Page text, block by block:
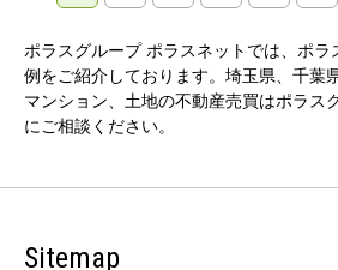
ポラスグループ ポラスネットでは、ポ
例をご紹介しております。埼玉県、千葉
マンション、土地の不動産売買はポラス
にご相談ください。
Sitemap